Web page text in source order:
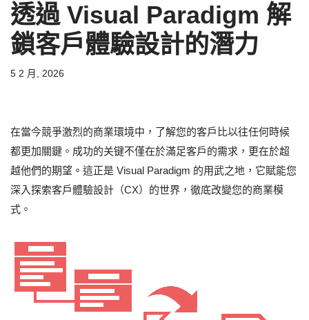
透過 Visual Paradigm 解
鎖客戶體驗設計的潛力
5 2 月, 2026
在當今競爭激烈的商業環境中，了解您的客戶比以往任何時候
都更加關鍵。成功的关键不僅在於滿足客戶的需求，更在於超
越他們的期望。這正是 Visual Paradigm 的用武之地，它賦能您
深入探索客戶體驗設計（CX）的世界，徹底改變您的商業模
式。